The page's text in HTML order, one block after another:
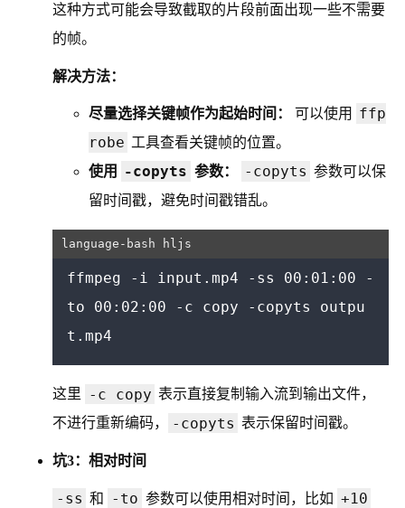
这种方式可能会导致截取的片段前面出现一些不需要
的帧。
解决方法：
尽量选择关键帧作为起始时间： 可以使用
ffp
robe 工具查看关键帧的位置。
使用
-copyts 参数： -copyts 参数可以保
留时间戳，避免时间戳错乱。
ffmpeg -i input.mp4 -ss 00:01:00 -
to 00:02:00 -c copy -copyts outpu
这里 -c copy 表示直接复制输入流到输出文件，
不进行重新编码，
-copyts 表示保留时间戳。
坑3：相对时间
-ss 和 -to 参数可以使用相对时间，比如 +10